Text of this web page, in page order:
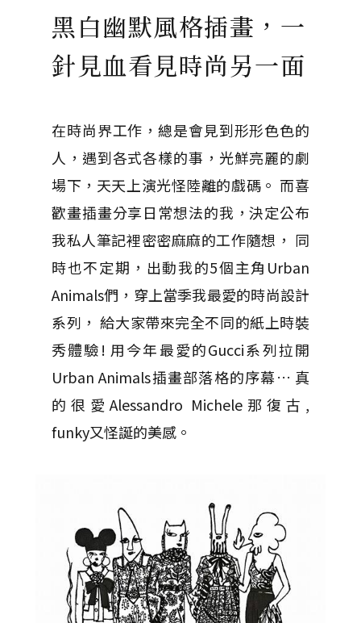
黑白幽默風格插畫，一
針見血看見時尚另一面
在時尚界工作，總是會見到形形色色的
人，遇到各式各樣的事，光鮮亮麗的劇
場下，天天上演光怪陸離的戲碼。 而喜
歡畫插畫分享日常想法的我，決定公布
我私人筆記裡密密麻麻的工作隨想， 同
時也不定期，出動我的5個主角Urban
Animals們，穿上當季我最愛的時尚設計
系列， 給大家帶來完全不同的紙上時裝
秀體驗! 用今年最愛的Gucci系列拉開
Urban Animals插畫部落格的序幕… 真
的很愛Alessandro Michele那復古,
funky又怪誕的美感。